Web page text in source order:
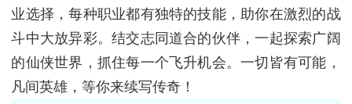
业选择，每种职业都有独特的技能，助你在激烈的战
斗中大放异彩。结交志同道合的伙伴，一起探索广阔
的仙侠世界，抓住每一个飞升机会。一切皆有可能，
凡间英雄，等你来续写传奇！